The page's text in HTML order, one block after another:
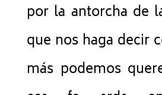
por la antorcha de
que nos haga decir
más podemos